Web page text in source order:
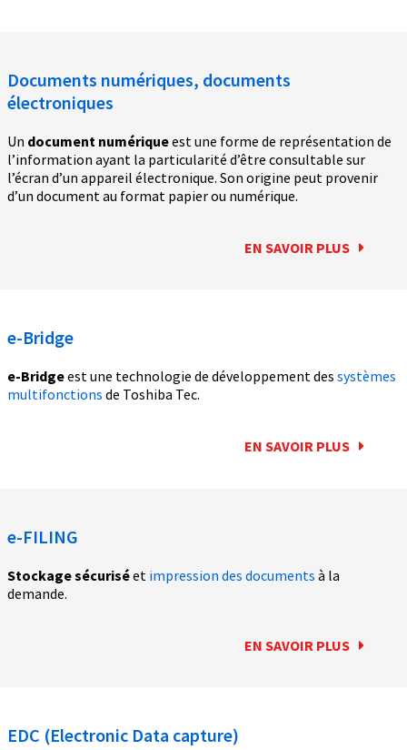
Documents numériques, documents
électroniques
Un document numériqueest une forme de représentation de
l’information ayant la particularité d’être consultable sur
l’écran d’un appareil électronique. Son origine peut provenir
d’un document au format papier ou numérique.
EN SAVOIR PLUS
e-Bridge
e-Bridgeest une technologie de développement des systèmes
multifonctions de Toshiba Tec.
EN SAVOIR PLUS
e-FILING
Stockage sécuriséet impression des documents à la
demande.
EN SAVOIR PLUS
EDC (Electronic Data capture)